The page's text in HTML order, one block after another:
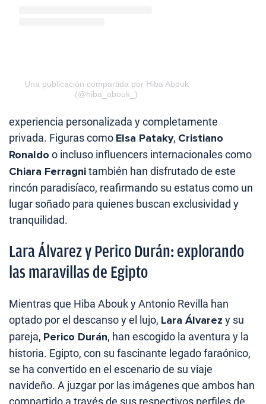
Una publicación compartida por Hiba Abouk
(@hiba_abouk_)
experiencia personalizada y completamente
privada. Figuras como Elsa Pataky, Cristiano
Ronaldo o incluso influencers internacionales como
Chiara Ferragnitambién han disfrutado de este
rincón paradisíaco, reafirmando su estatus como un
lugar soñado para quienes buscan exclusividad y
tranquilidad.
Lara Álvarez y Perico Durán: explorando
las maravillas de Egipto
Mientras que Hiba Abouk y Antonio Revilla han
optado por el descanso y el lujo, Lara Álvarez y su
pareja, Perico Durán, han escogido la aventura y la
historia. Egipto, con su fascinante legado faraónico,
se ha convertido en el escenario de su viaje
navideño. A juzgar por las imágenes que ambos han
compartido a través de sus respectivos perfiles de